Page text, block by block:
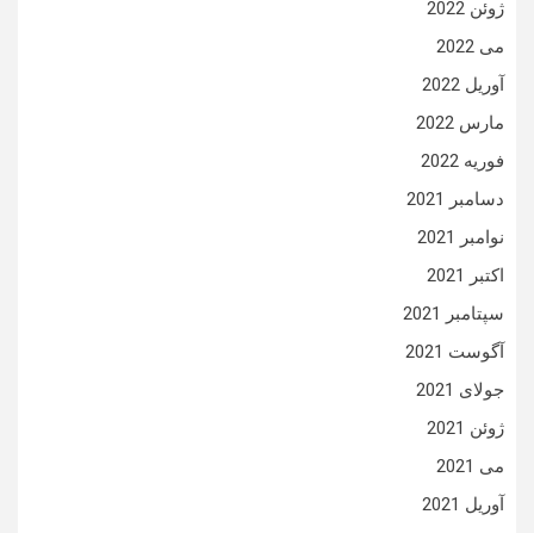
ژوئن 2022
می 2022
آوریل 2022
مارس 2022
فوریه 2022
دسامبر 2021
نوامبر 2021
اکتبر 2021
سپتامبر 2021
آگوست 2021
جولای 2021
ژوئن 2021
می 2021
آوریل 2021